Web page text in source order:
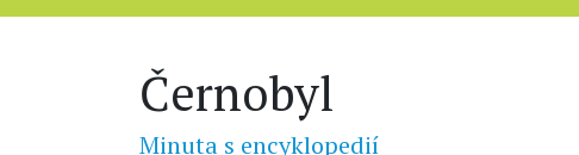
Černobyl
Minuta s encyklopedií